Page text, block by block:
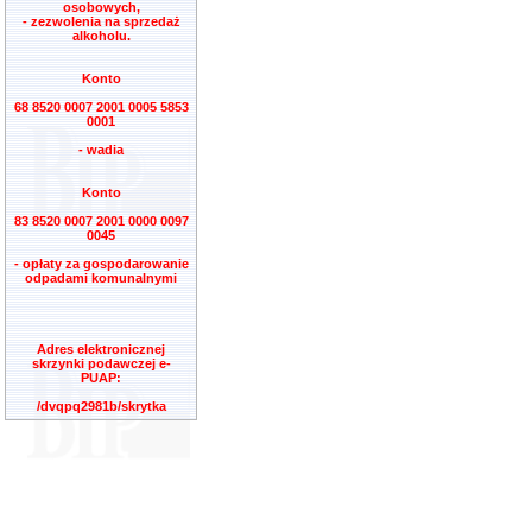
osobowych,
- zezwolenia na sprzedaż
alkoholu.
Konto
68 8520 0007 2001 0005 5853
0001
- wadia
Konto
83 8520 0007 2001 0000 0097
0045
- opłaty za gospodarowanie
odpadami komunalnymi
Adres elektronicznej
skrzynki podawczej e-
PUAP:
/dvqpq2981b/skrytka